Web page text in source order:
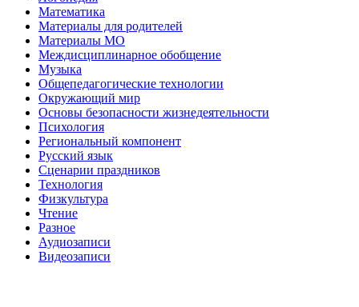
Математика
Материалы для родителей
Материалы МО
Междисциплинарное обобщение
Музыка
Общепедагогические технологии
Окружающий мир
Основы безопасности жизнедеятельности
Психология
Региональный компонент
Русский язык
Сценарии праздников
Технология
Физкультура
Чтение
Разное
Аудиозаписи
Видеозаписи